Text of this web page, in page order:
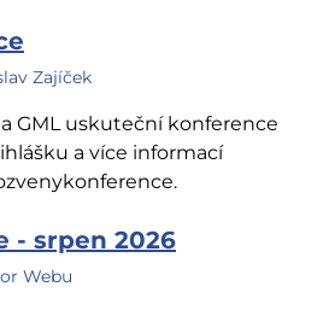
Zajíček
GML uskuteční konference
a více informací
- srpen 2026
Webu